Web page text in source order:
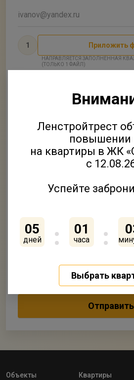
ivanov@yandex.ru
1 Приложить
НАПРАВЛЯЕТСЯ ЗАПОЛНЕННАЯ
(ТОЛЬКО 1 ФАЙЛ)
Приложить
Приложить
ФАЙЛ
Нажимая кнопку «Отправить» вы
согласие на
обработку персональных
Согласен на получение
Объекты Квартиры
Ленстройтрест
повышении
на квартиры в ЖК
с
Успейте
05
дней
01
часа
Выбрать